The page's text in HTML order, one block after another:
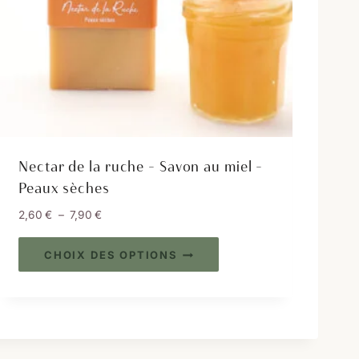
Nectar de la ruche – Savon au miel –
Peaux sèches
2,60€ – 7,90€
a
g
CHOIX DES OPTIONS
e